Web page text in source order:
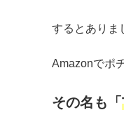
するとありま
Amazonでポ
その名も「